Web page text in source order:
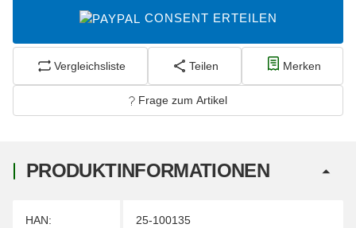
CONSENT ERTEILEN
Vergleichsliste Teilen Merken
Frage zum Artikel
PRODUKTINFORMATIONEN
Produkteigenschaft
Wert
HAN: 25-100135